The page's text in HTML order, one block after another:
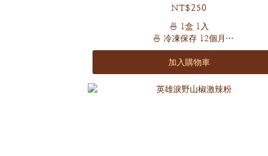
NT$250
🍜 1盒 1入
🍜 冷凍保存 12個月
🍜 非供即食 應充分加熱
「牛骨湯頭 豆瓣醬香 家廚絕活 川味獨特」
嚴選軟嫩有勁的牛花腱肉
加入購物車